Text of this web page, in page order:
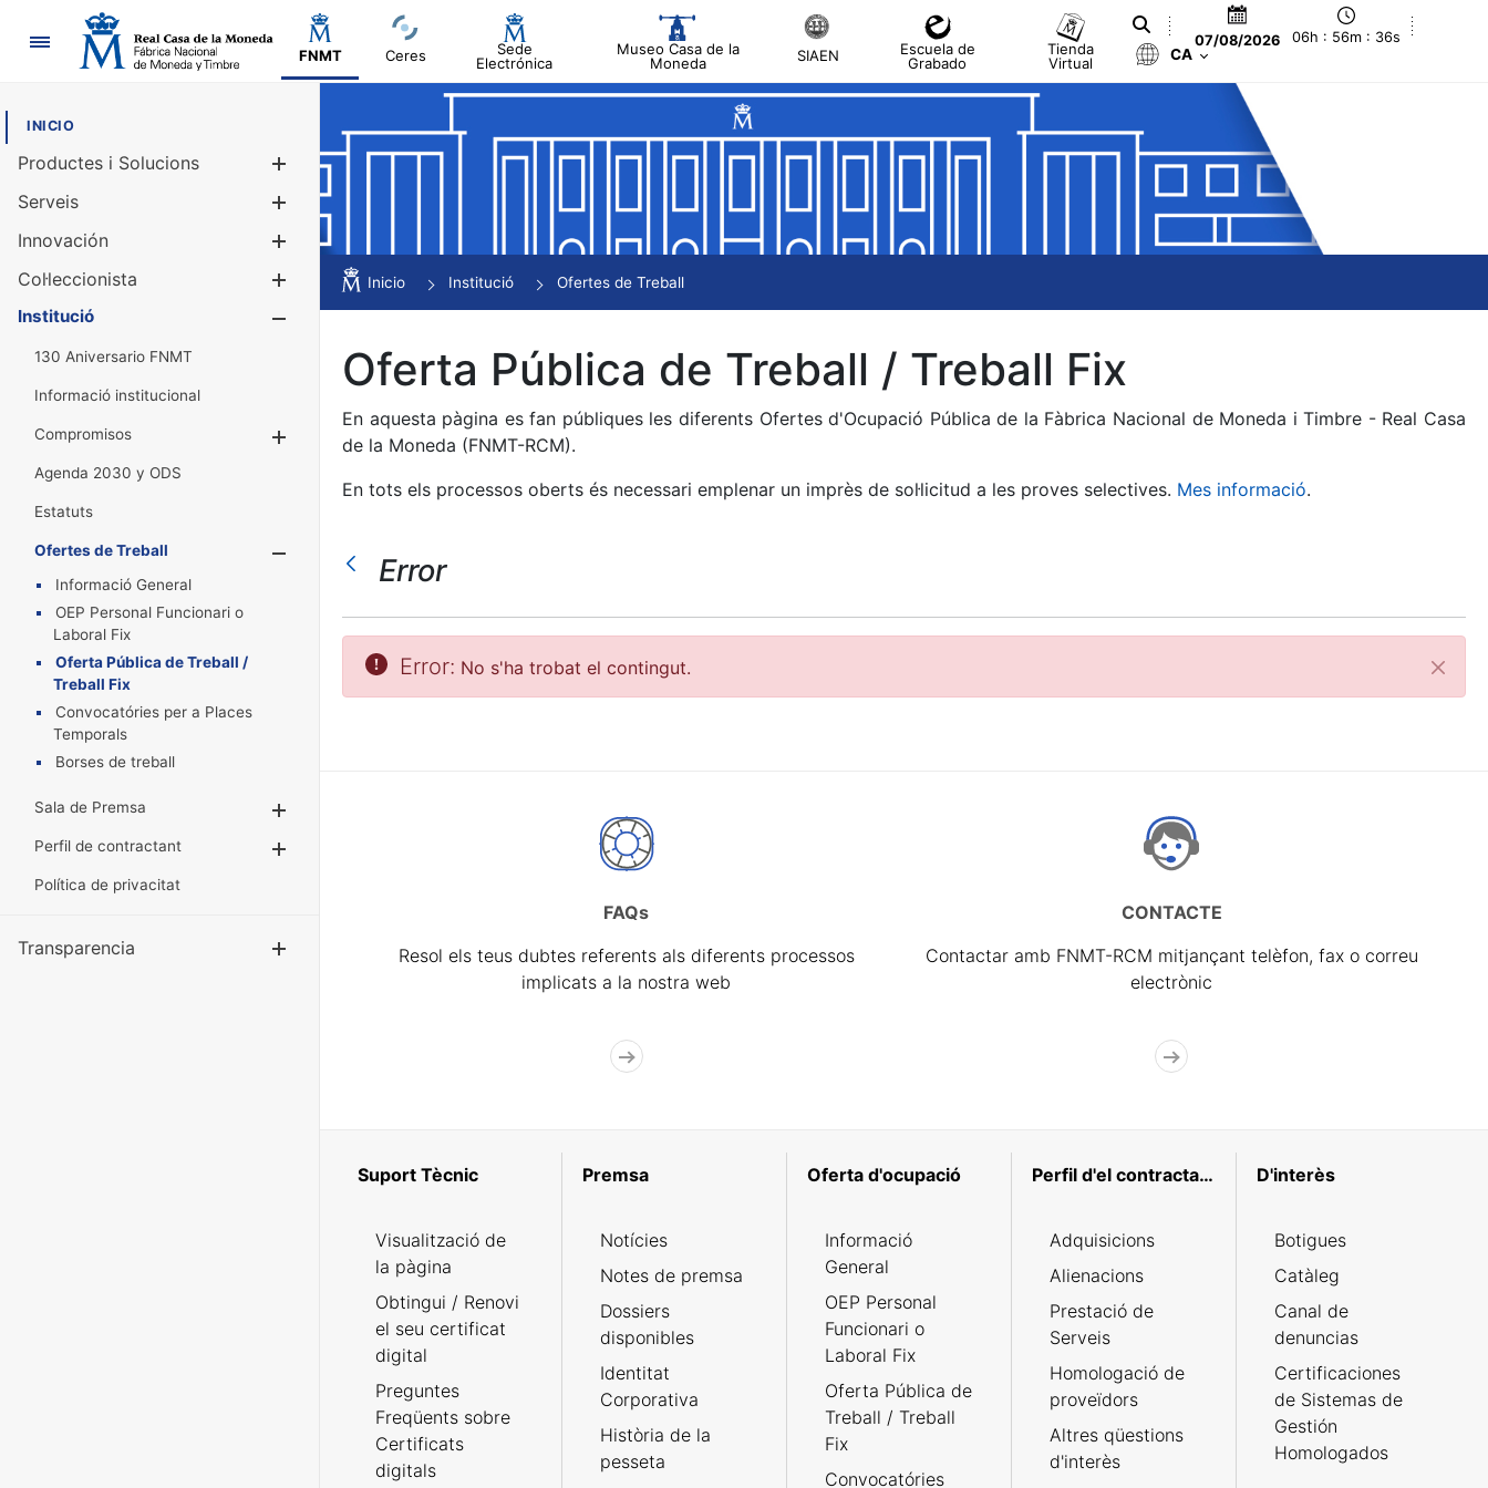
Navegació
FNMT Ceres
Sede
Electrónica
Museo Casa de la
Moneda
SIAEN
Escuela de
Grabado
Tienda
Virtual
07/08/2026 06h : 56m : 36s
CA
INICIO
Productes i Solucions
Mostra/Amaga
Serveis
Innovación
Col·leccionista
Mostra/Amaga
Institució
130 Aniversario FNMT
Informació institucional
Compromisos
Mostra/Amaga
Agenda 2030 y ODS
Estatuts
Ofertes de Treball
Informació General
OEP Personal Funcionari o
Laboral Fix
Oferta Pública de Treball /
Treball Fix
Convocatóries per a Places
Temporals
Borses de treball
Sala de Premsa
Perfil de contractant
Política de privacitat
Transparencia Mostra/Amaga
Inicio Institució Ofertes de Treball
Oferta Pública de Treball / Treball Fix
En aquesta pàgina es fan públiques les diferents Ofertes d'Ocupació Pública de la Fàbrica Nacional de Moneda i Timbre - Real Casa
de la Moneda (FNMT-RCM).
En tots els processos oberts és necessari emplenar un imprès de sol·licitud a les proves selectives. Mes informació.
Error
Tanca
Error: No s'ha trobat el contingut.
FAQs
Resol els teus dubtes referents als diferents processos
implicats a la nostra web
CONTACTE
Contactar amb FNMT-RCM mitjançant telèfon, fax o correu
electrònic
Suport Tècnic
Visualització de
la pàgina
Obtingui / Renovi
el seu certificat
digital
Preguntes
Freqüents sobre
Certificats
digitals
Premsa
Notícies
Notes de premsa
Dossiers
disponibles
Identitat
Corporativa
Història de la
pesseta
Oferta d'ocupació
Informació
General
OEP Personal
Funcionari o
Laboral Fix
Oferta Pública de
Treball / Treball
Fix
Convocatóries
Perfil d'el contractant
Adquisicions
Alienacions
Prestació de
Serveis
Homologació de
proveïdors
Altres qüestions
d'interès
D'interès
Botigues
Catàleg
Canal de
denuncias
Certificaciones
de Sistemas de
Gestión
Homologados